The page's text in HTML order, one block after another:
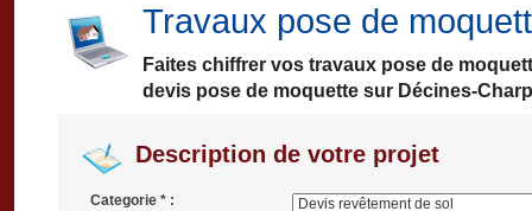
Travaux pose de
Faites chiffrer vos travaux pose de
devis pose de moquette sur Décines-
Description de votre projet
Categorie * :